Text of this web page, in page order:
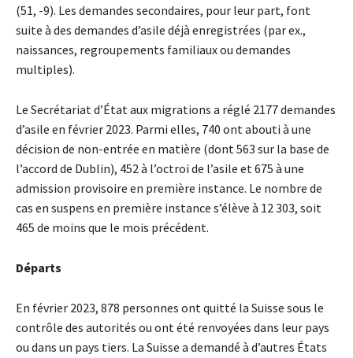
(51, -9). Les demandes secondaires, pour leur part, font
suite à des demandes d’asile déjà enregistrées (par ex.,
naissances, regroupements familiaux ou demandes
multiples).
Le Secrétariat d’État aux migrations a réglé 2177 demandes
d’asile en février 2023. Parmi elles, 740 ont abouti à une
décision de non-entrée en matière (dont 563 sur la base de
l’accord de Dublin), 452 à l’octroi de l’asile et 675 à une
admission provisoire en première instance. Le nombre de
cas en suspens en première instance s’élève à 12 303, soit
465 de moins que le mois précédent.
Départs
En février 2023, 878 personnes ont quitté la Suisse sous le
contrôle des autorités ou ont été renvoyées dans leur pays
ou dans un pays tiers. La Suisse a demandé à d’autres États